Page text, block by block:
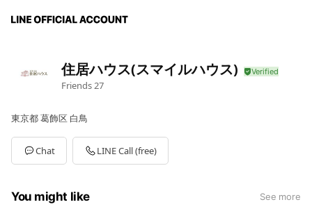
住居ハウス(スマイルハウス)
Friends 27
東京都 葛飾区 白鳥
Chat LINE Call (free)
You might like See more